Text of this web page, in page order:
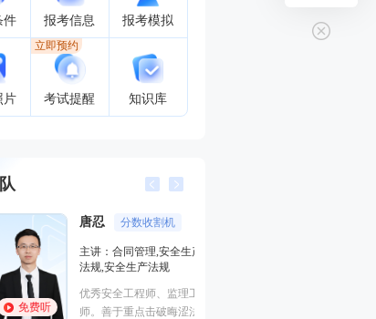
件 报考信息 报考模拟
片 考试提醒
立即预约
知识库
听
唐忍 分数收割机
主讲：合同管理,安全生产法律
法规,安全生产法规
优秀安全工程师、监理工程师讲
师。善于重点击破晦涩法理点，